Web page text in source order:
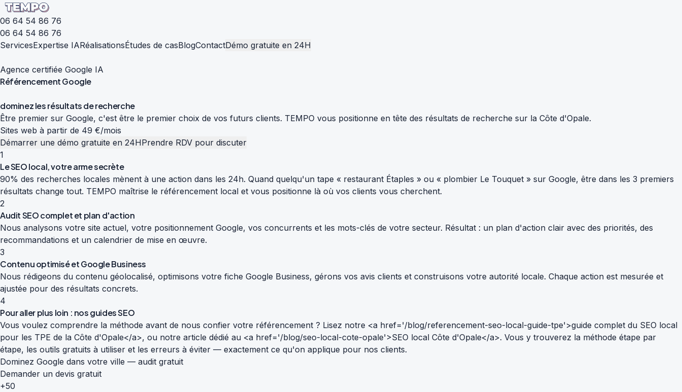
06 64 54 86 76
06 64 54 86 76
ServicesExpertise IARéalisationsÉtudes de casBlogContactDémo gratuite en 24H
Agence certifiée Google IA
RéférencementGoogle
dominezlesrésultatsderecherche
Être premier sur Google, c'est être le premier choix de vos futurs clients. TEMPO vous positionne en tête des résultats de recherche sur la Côte d'Opale.
Sites web à partir de 49 €/mois
Démarrer une démo gratuite en 24HPrendre RDV pour discuter
1
Le SEO local, votre arme secrète
90% des recherches locales mènent à une action dans les 24h. Quand quelqu'un tape « restaurant Étaples » ou « plombier Le Touquet » sur Google, être dans les 3 premiers
résultats change tout. TEMPO maîtrise le référencement local et vous positionne là où vos clients vous cherchent.
2
Audit SEO complet et plan d'action
Nous analysons votre site actuel, votre positionnement Google, vos concurrents et les mots-clés de votre secteur. Résultat : un plan d'action clair avec des priorités, des
recommandations et un calendrier de mise en œuvre.
3
Contenu optimisé et Google Business
Nous rédigeons du contenu géolocalisé, optimisons votre fiche Google Business, gérons vos avis clients et construisons votre autorité locale. Chaque action est mesurée et
ajustée pour des résultats concrets.
4
Pour aller plus loin : nos guides SEO
Vous voulez comprendre la méthode avant de nous confier votre référencement ? Lisez notre <a href='/blog/referencement-seo-local-guide-tpe'>guide complet du SEO local
pour les TPE de la Côte d'Opale</a>, ou notre article dédié au <a href='/blog/seo-local-cote-opale'>SEO local Côte d'Opale</a>. Vous y trouverez la méthode étape par
étape, les outils gratuits à utiliser et les erreurs à éviter — exactement ce qu'on applique pour nos clients.
Dominez Google dans votre ville — audit gratuit
Demander un devis gratuit
+50